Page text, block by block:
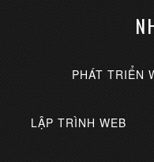
PHÁT TRIỂN
LẬP TRÌNH WEB